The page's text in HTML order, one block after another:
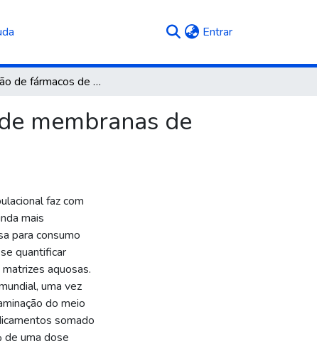
Entrar(current)
Remoção de fármacos de efluentes a partir do uso de membranas de osmose inversa
membranas de
faz com
mais
para consumo
quantificar
aquosas.
uma vez
do meio
somado
de uma dose